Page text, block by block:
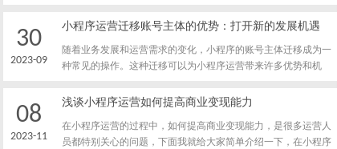
的优势，下面将详细探讨其中的四个方面。
30
2023-09
小程序运营迁移账号主体的优势：打开新的发展机遇
随着业务发展和运营需求的变化，小程序的账号主体迁移成为一
种常见的操作。这种迁移可以为小程序运营带来许多优势和机
这一策略的价值和影响。
08
2023-11
浅谈小程序运营如何提高商业变现能力
在小程序运营的过程中，如何提高商业变现能力，是很多运营人
员都特别关心的问题，下面我就给大家简单介绍一下，在小程序